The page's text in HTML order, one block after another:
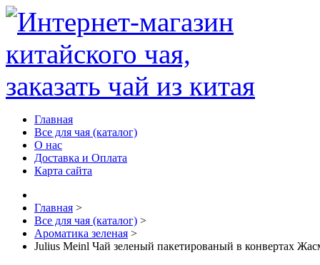
Главная
Все для чая (каталог)
О нас
Доставка и Оплата
Карта сайта
Главная >
Все для чая (каталог) >
Ароматика зеленая >
Julius Meinl Чай зеленый пакетированый в конвертах